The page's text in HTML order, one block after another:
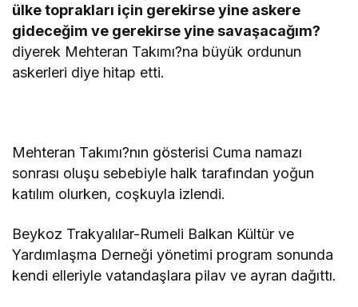
ülke toprakları için gerekirse yine askere
gideceğim ve gerekirse yine savaşacağım?
diyerek Mehteran Takımı?na büyük ordunun
askerleri diye hitap etti.
Mehteran Takımı?nın gösterisi Cuma namazı
sonrası oluşu sebebiyle halk tarafından yoğun
katılım olurken, coşkuyla izlendi.
Beykoz Trakyalılar-Rumeli Balkan Kültür ve
Yardımlaşma Derneği yönetimi program sonunda
kendi elleriyle vatandaşlara pilav ve ayran dağıttı.